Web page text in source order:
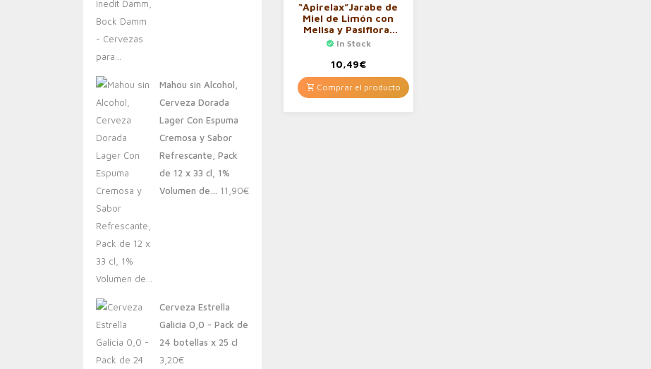
Mahou sin Alcohol,
Cerveza Dorada
Lager Con Espuma
Cremosa y Sabor
Refrescante, Pack
de 12 x 33 cl, 1%
Volumen de… 11,90€
Cerveza Estrella
Galicia 0,0 - Pack de
24 botellas x 25 cl
3,20€
“Apirelax”Jarabe de
Miel de Limón con
Melisa y Pasiflora,
300g
In Stock
10,49€
Comprar el producto